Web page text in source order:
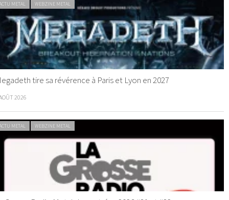
METAL WEBZINE METAL
tire sa révérence à Paris et Lyon en 2027
2026
METAL WEBZINE METAL